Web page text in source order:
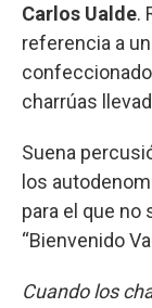
Carlos Ualde.
referencia a
charrúas
Suena
los
para el que no
“Bienvenido
Cuando los